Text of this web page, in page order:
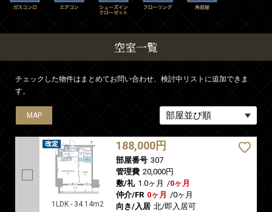
空室一覧
チェックした物件はまとめてお問い合わせ、検討中リストに追加できま
す。
MAP
1LDK - 34.14m2
188,000円
部屋番号 307
管理費 20,000円
敷/礼 1.0ヶ月 /0ヶ月
仲介/FR 0ヶ月 /0ヶ月
向き/入居 北/即入居可
MAP
MAP